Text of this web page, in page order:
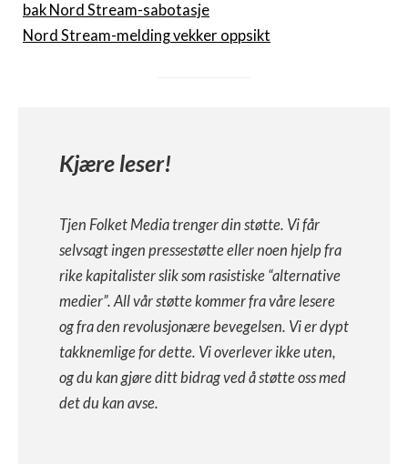
bak Nord Stream-sabotasje
Nord Stream-melding vekker oppsikt
Kjære leser!
Tjen Folket Media trenger din støtte. Vi får
selvsagt ingen pressestøtte eller noen hjelp fra
rike kapitalister slik som rasistiske “alternative
medier”. All vår støtte kommer fra våre lesere
og fra den revolusjonære bevegelsen. Vi er dypt
takknemlige for dette. Vi overlever ikke uten,
og du kan gjøre ditt bidrag ved å støtte oss med
det du kan avse.